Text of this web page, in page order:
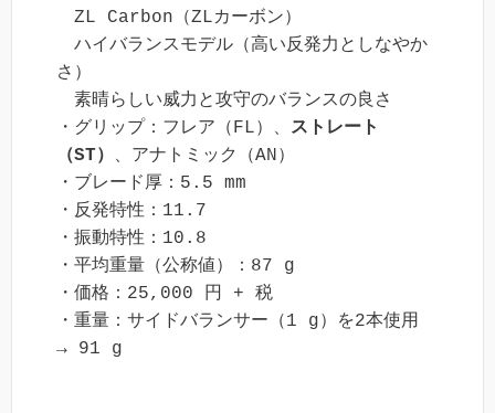
ZL Carbon（ZLカーボン）
ハイバランスモデル（高い反発力としなやか
さ）
素晴らしい威力と攻守のバランスの良さ
・グリップ：フレア（FL）、 ストレート
（ST）
、アナトミック（AN）
・ブレード厚：5.5 mm
・反発特性：11.7
・振動特性：10.8
・平均重量（公称値）：87 g
・価格：25,000 円 + 税
・重量：サイドバランサー（1 g）を2本使用
→ 91 g